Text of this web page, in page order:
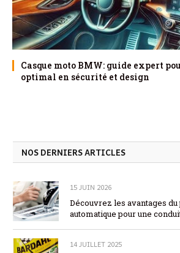
Casque moto BMW: guide expert
optimal en sécurité et design
NOS DERNIERS ARTICLES
15 JUIN 2026
Découvrez les avantages
automatique pour une
14 JUILLET 2025